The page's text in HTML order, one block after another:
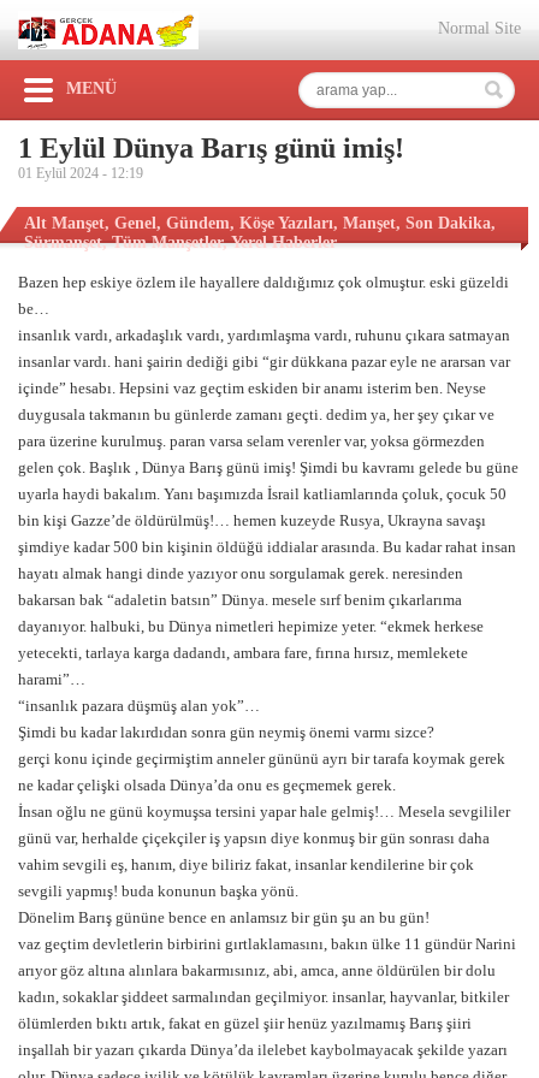
Normal Site
MENÜ
1 Eylül Dünya Barış günü imiş!
01 Eylül 2024 - 12:19
Alt Manşet, Genel, Gündem, Köşe Yazıları, Manşet, Son Dakika,
Sürmanşet,Tüm Manşetler,Yerel Haberler
Bazen hep eskiye özlem ile hayallere daldığımız çok olmuştur. eski güzeldi
be…
insanlık vardı, arkadaşlık vardı, yardımlaşma vardı, ruhunu çıkara satmayan
insanlar vardı. hani şairin dediği gibi “gir dükkana pazar eyle ne ararsan var
içinde” hesabı. Hepsini vaz geçtim eskiden bir anamı isterim ben. Neyse
duygusala takmanın bu günlerde zamanı geçti. dedim ya, her şey çıkar ve
para üzerine kurulmuş. paran varsa selam verenler var, yoksa görmezden
gelen çok. Başlık , Dünya Barış günü imiş! Şimdi bu kavramı gelede bu güne
uyarla haydi bakalım. Yanı başımızda İsrail katliamlarında çoluk, çocuk 50
bin kişi Gazze’de öldürülmüş!… hemen kuzeyde Rusya, Ukrayna savaşı
şimdiye kadar 500 bin kişinin öldüğü iddialar arasında. Bu kadar rahat insan
hayatı almak hangi dinde yazıyor onu sorgulamak gerek. neresinden
bakarsan bak “adaletin batsın” Dünya. mesele sırf benim çıkarlarıma
dayanıyor. halbuki, bu Dünya nimetleri hepimize yeter. “ekmek herkese
yetecekti, tarlaya karga dadandı, ambara fare, fırına hırsız, memlekete
harami”…
“insanlık pazara düşmüş alan yok”…
Şimdi bu kadar lakırdıdan sonra gün neymiş önemi varmı sizce?
gerçi konu içinde geçirmiştim anneler gününü ayrı bir tarafa koymak gerek
ne kadar çelişki olsada Dünya’da onu es geçmemek gerek.
İnsan oğlu ne günü koymuşsa tersini yapar hale gelmiş!… Mesela sevgililer
günü var, herhalde çiçekçiler iş yapsın diye konmuş bir gün sonrası daha
vahim sevgili eş, hanım, diye biliriz fakat, insanlar kendilerine bir çok
sevgili yapmış! buda konunun başka yönü.
Dönelim Barış gününe bence en anlamsız bir gün şu an bu gün!
vaz geçtim devletlerin birbirini gırtlaklamasını, bakın ülke 11 gündür Narini
arıyor göz altına alınlara bakarmısınız, abi, amca, anne öldürülen bir dolu
kadın, sokaklar şiddeet sarmalından geçilmiyor. insanlar, hayvanlar, bitkiler
ölümlerden bıktı artık, fakat en güzel şiir henüz yazılmamış Barış şiiri
inşallah bir yazarı çıkarda Dünya’da ilelebet kaybolmayacak şekilde yazarı